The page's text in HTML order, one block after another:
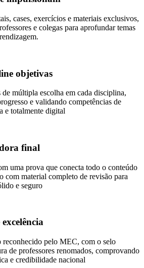
cases, exercícios e materiais exclusivos,
e colegas para aprofundar temas
objetivas
de múltipla escolha em cada disciplina,
e validando competências de
e totalmente digital
final
uma prova que conecta todo o conteúdo
com material completo de revisão para
e seguro
reconhecido pelo MEC, com o selo
de professores renomados, comprovando
e credibilidade nacional